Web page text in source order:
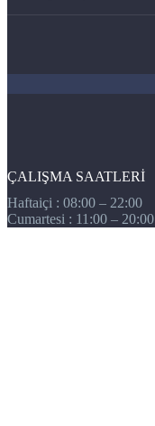
ÇALIŞMA SAATLERİ
Haftaiçi : 08:00 – 22:00
Cumartesi : 11:00 – 20:00